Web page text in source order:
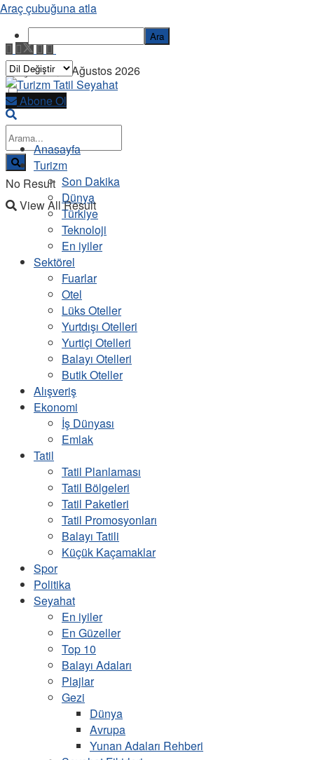
Perşembe, 6 Ağustos 2026
No Result
View All Result
Abone Ol
Anasayfa
Turizm
Son Dakika
Dünya
Türkiye
Teknoloji
En iyiler
Sektörel
Fuarlar
Otel
Lüks Oteller
Yurtdışı Otelleri
Yurtiçi Otelleri
Balayı Otelleri
Butik Oteller
Alışveriş
Ekonomi
İş Dünyası
Emlak
Tatil
Tatil Planlaması
Tatil Bölgeleri
Tatil Paketleri
Tatil Promosyonları
Balayı Tatili
Küçük Kaçamaklar
Spor
Politika
Seyahat
En iyiler
En Güzeller
Top 10
Balayı Adaları
Plajlar
Gezi
Dünya
Avrupa
Yunan Adaları Rehberi
Araç çubuğuna atla
Ara